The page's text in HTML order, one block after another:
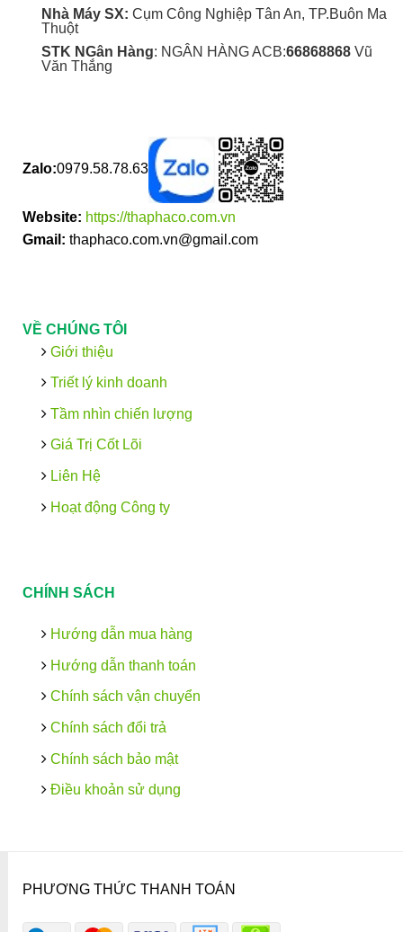
Nhà Máy SX: Cụm Công Nghiệp Tân An, TP.Buôn Ma
Thuột
STK NGân Hàng: NGÂN HÀNG ACB:66868868Vũ
Văn Thắng
Zalo:0979.58.78.63
Website: https://thaphaco.com.vn
Gmail: thaphaco.com.vn@gmail.com
VỀ CHÚNG TÔI
Giới thiệu
Triết lý kinh doanh
Tầm nhìn chiến lượng
Giá Trị Cốt Lõi
Liên Hệ
Hoạt động Công ty
CHÍNH SÁCH
Hướng dẫn mua hàng
Hướng dẫn thanh toán
Chính sách vận chuyển
Chính sách đổi trả
Chính sách bảo mật
Điều khoản sử dụng
PHƯƠNG THỨC THANH TOÁN